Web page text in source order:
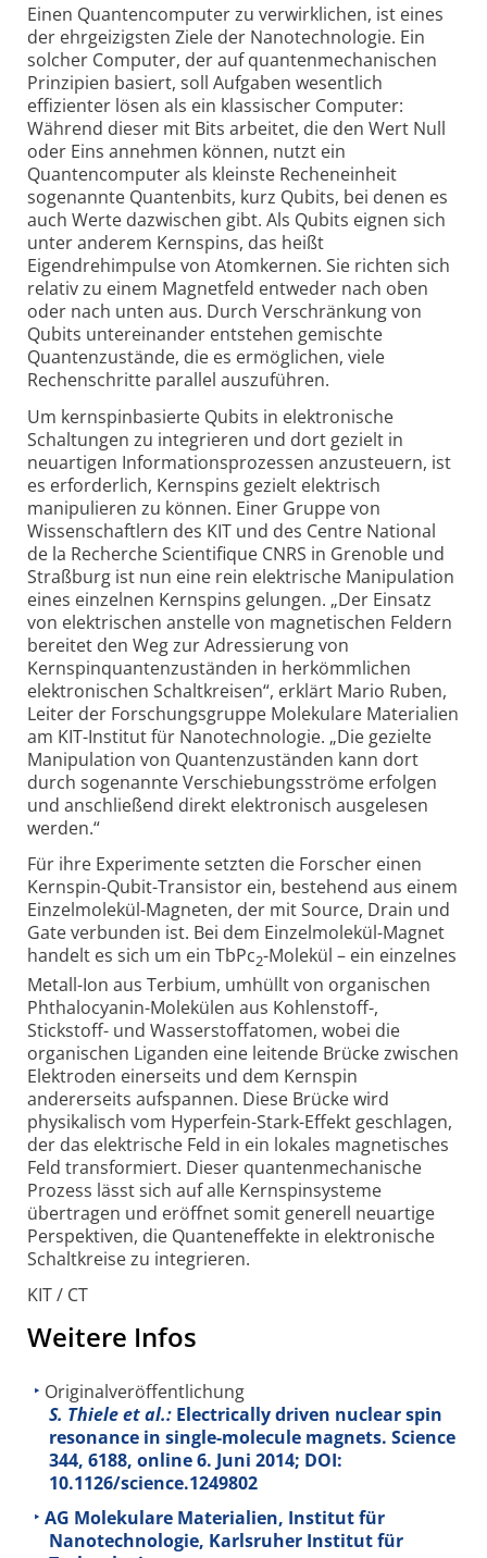
Einen Quantencomputer zu verwirklichen, ist eines
der ehrgeizigsten Ziele der Nanotechnologie. Ein
solcher Computer, der auf quantenmechanischen
Prinzipien basiert, soll Aufgaben wesentlich
effizienter lösen als ein klassischer Computer:
Während dieser mit Bits arbeitet, die den Wert Null
oder Eins annehmen können, nutzt ein
Quantencomputer als kleinste Recheneinheit
sogenannte Quantenbits, kurz Qubits, bei denen es
auch Werte dazwischen gibt. Als Qubits eignen sich
unter anderem Kernspins, das heißt
Eigendrehimpulse von Atomkernen. Sie richten sich
relativ zu einem Magnetfeld entweder nach oben
oder nach unten aus. Durch Verschränkung von
Qubits untereinander entstehen gemischte
Quantenzustände, die es ermöglichen, viele
Rechenschritte parallel auszuführen.
Um kernspinbasierte Qubits in elektronische
Schaltungen zu integrieren und dort gezielt in
neuartigen Informationsprozessen anzusteuern, ist
es erforderlich, Kernspins gezielt elektrisch
manipulieren zu können. Einer Gruppe von
Wissenschaftlern des KIT und des Centre National
de la Recherche Scientifique CNRS in Grenoble und
Straßburg ist nun eine rein elektrische Manipulation
eines einzelnen Kernspins gelungen. „Der Einsatz
von elektrischen anstelle von magnetischen Feldern
bereitet den Weg zur Adressierung von
Kernspinquantenzuständen in herkömmlichen
elektronischen Schaltkreisen“, erklärt Mario Ruben,
Leiter der Forschungsgruppe Molekulare Materialien
am KIT-Institut für Nanotechnologie. „Die gezielte
Manipulation von Quantenzuständen kann dort
durch sogenannte Verschiebungsströme erfolgen
und anschließend direkt elektronisch ausgelesen
werden.“
Für ihre Experimente setzten die Forscher einen
Kernspin-Qubit-Transistor ein, bestehend aus einem
Einzelmolekül-Magneten, der mit Source, Drain und
Gate verbunden ist. Bei dem Einzelmolekül-Magnet
handelt es sich um ein TbPc2-Molekül – ein einzelnes
Metall-Ion aus Terbium, umhüllt von organischen
Phthalocyanin-Molekülen aus Kohlenstoff-,
Stickstoff- und Wasserstoffatomen, wobei die
organischen Liganden eine leitende Brücke zwischen
Elektroden einerseits und dem Kernspin
andererseits aufspannen. Diese Brücke wird
physikalisch vom Hyperfein-Stark-Effekt geschlagen,
der das elektrische Feld in ein lokales magnetisches
Feld transformiert. Dieser quantenmechanische
Prozess lässt sich auf alle Kernspinsysteme
übertragen und eröffnet somit generell neuartige
Perspektiven, die Quanteneffekte in elektronische
Schaltkreise zu integrieren.
KIT / CT
Weitere Infos
Originalveröffentlichung
S. Thiele et al.: Electrically driven nuclear spin
resonance in single-molecule magnets. Science
344, 6188, online 6. Juni 2014; DOI:
10.1126/science.1249802
AG Molekulare Materialien, Institut für
Nanotechnologie, Karlsruher Institut für